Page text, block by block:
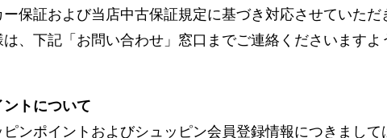
保証および当店中古保証規定に基づき対応させていただ
、下記「お問い合わせ」窓口までご連絡くださいますよ
トについて
ンポイントおよびシュッピン会員登録情報につきまして